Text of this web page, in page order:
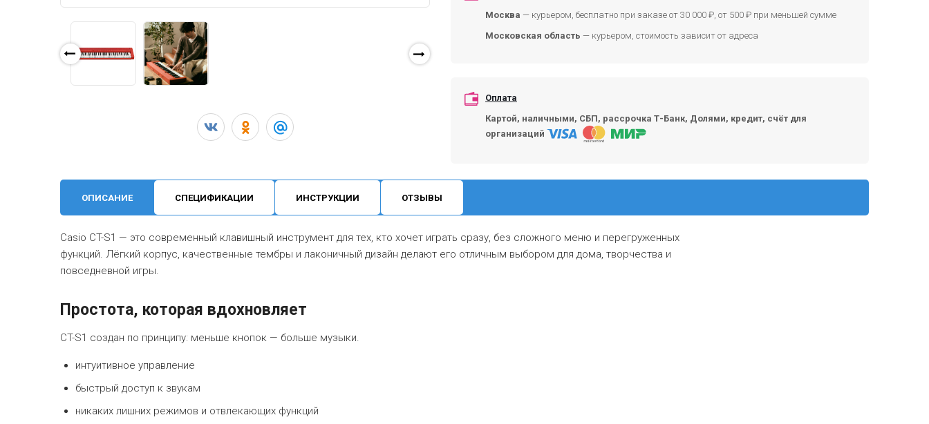
Москва — курьером, бесплатно при заказе от 30 000 ₽, от 500 ₽ при меньшей сумме
Московская область — курьером, стоимость зависит от адреса
Оплата
Картой, наличными, СБП, рассрочка Т-Банк, Долями, кредит, счёт для
организаций
ОПИСАНИЕ СПЕЦИФИКАЦИИ ИНСТРУКЦИИ ОТЗЫВЫ
Casio CT-S1 — это современный клавишный инструмент для тех, кто хочет играть сразу, без сложного меню и перегруженных
функций. Лёгкий корпус, качественные тембры и лаконичный дизайн делают его отличным выбором для дома, творчества и
повседневной игры.
Простота, которая вдохновляет
CT-S1 создан по принципу: меньше кнопок — больше музыки.
интуитивное управление
быстрый доступ к звукам
никаких лишних режимов и отвлекающих функций